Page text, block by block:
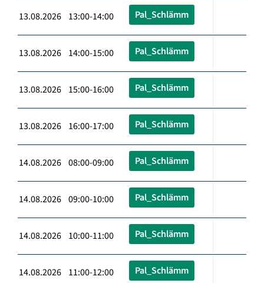
13.08.2026 13:00-14:00 Pal_Schlämm
13.08.2026 14:00-15:00 Pal_Schlämm
13.08.2026 15:00-16:00 Pal_Schlämm
13.08.2026 16:00-17:00 Pal_Schlämm
14.08.2026 08:00-09:00 Pal_Schlämm
14.08.2026 09:00-10:00 Pal_Schlämm
14.08.2026 10:00-11:00 Pal_Schlämm
14.08.2026 11:00-12:00 Pal_Schlämm